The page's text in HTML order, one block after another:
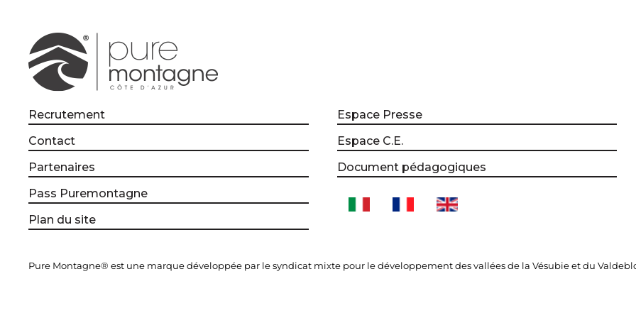
Recrutement
Contact
Partenaires
Pass Puremontagne
Plan du site
Espace Presse
Espace C.E.
Document pédagogiques
Pure Montagne® est une marque développée par le syndicat mixte pour le développement des vallées de la Vésubie et du